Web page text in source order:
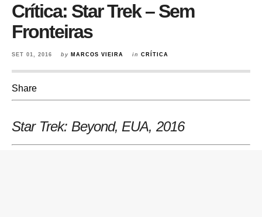
Crítica: Star Trek – Sem
Fronteiras
SET 01, 2016 by MARCOS VIEIRA in CRÍTICA
Share
Star Trek: Beyond, EUA, 2016